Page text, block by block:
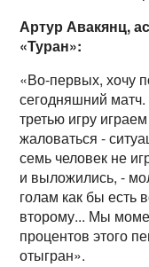
Артур Авакянц,
«Туран»:
«Во-первых, хочу
сегодняшний
третью игру
жаловаться -
семь человек не
и выложились, -
голам как бы есть
второму... Мы
процентов этого
отыгран».